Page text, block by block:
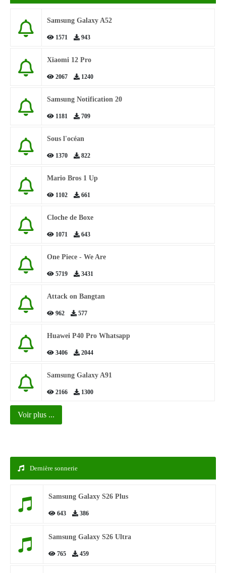
Samsung Galaxy A52
1571 943
Xiaomi 12 Pro
2067 1240
Samsung Notification 20
1181 709
Sous l'océan
1370 822
Mario Bros 1 Up
1102 661
Cloche de Boxe
1071 643
One Piece - We Are
5719 3431
Attack on Bangtan
962 577
Huawei P40 Pro Whatsapp
3406 2044
Samsung Galaxy A91
2166 1300
Voir plus ...
Dernière sonnerie
Samsung Galaxy S26 Plus
643 386
Samsung Galaxy S26 Ultra
765 459